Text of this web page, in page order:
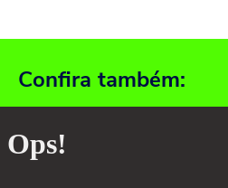
Confira também: